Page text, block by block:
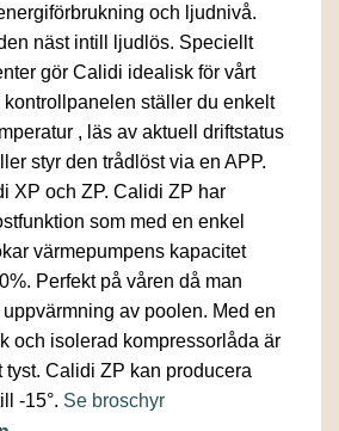
och ljudnivå.
näst intill ljudlös. Speciellt
gör Calidi idealisk för vårt
kontrollpanelen ställer du enkelt
, läs av aktuell driftstatus
styr den trådlöst via en APP.
XP och ZP. Calidi ZP har
som med en enkel
värmepumpens kapacitet
Perfekt på våren då man
av poolen. Med en
och isolerad kompressorlåda är
tyst. Calidi ZP kan producera
-15°. Se broschyr